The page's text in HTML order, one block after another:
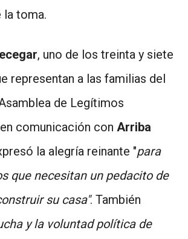
la toma.
, uno de los treinta y siete
representan a las familias del
de Legítimos
comunicación con Arriba
la alegría reinante "para
que necesitan un pedacito de
su casa". También
y la voluntad política de